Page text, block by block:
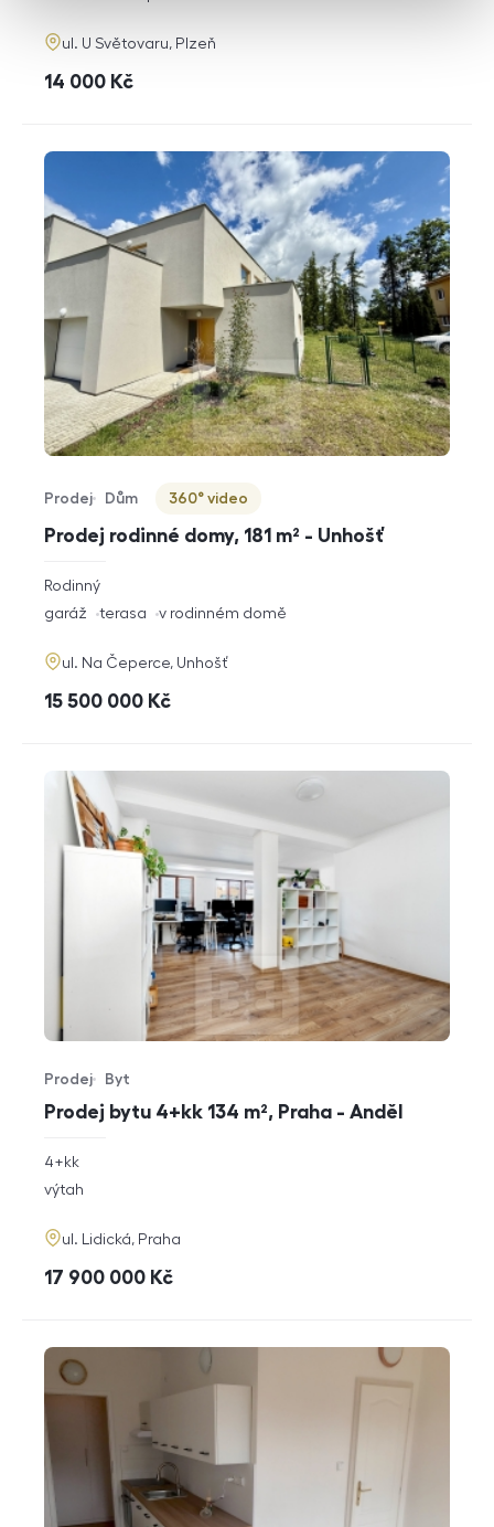
adresa
ul. U Světovaru, Plzeň
cena
14 000 Kč
Prodej rodinné domy, 181 m² - Unhošť
Typ nabídky
Prodej
Typ nemovitosti
Dům
Virtuální prohlídka
360° video
rozměry
dispozice
Rodinný
funkce
garáž terasa v rodinném domě
adresa
ul. Na Čeperce, Unhošť
cena
15 500 000 Kč
Prodej bytu 4+kk 134 m², Praha - Anděl
Typ nabídky
Prodej
Typ nemovitosti
Byt
rozměry
4+kk
funkce
výtah
adresa
ul. Lidická, Praha
cena
17 900 000 Kč